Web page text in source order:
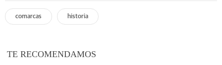
comarcas historia
TE RECOMENDAMOS